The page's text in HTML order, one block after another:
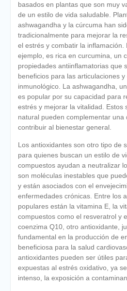
basados en plantas que son muy
de un estilo de vida saludable.
ashwagandha y la cúrcuma han
tradicionalmente para mejorar la
el estrés y combatir la inflamación.
ejemplo, es rica en curcumina, un
propiedades antiinflamatorias que
beneficios para las articulaciones y
inmunológico. La ashwagandha,
es popular por su capacidad para
estrés y mejorar la vitalidad. Estos
natural pueden complementar una
contribuir al bienestar general.
Los antioxidantes son otro tipo de
para quienes buscan un estilo de
compuestos ayudan a neutralizar
son moléculas inestables que
y están asociados con el
enfermedades crónicas. Entre los
populares están la vitamina E, la
compuestos como el resveratrol y
coenzima Q10, otro antioxidante,
fundamental en la producción de
beneficiosa para la salud
antioxidantes pueden ser útiles
expuestas al estrés oxidativo, ya
intenso, la exposición a